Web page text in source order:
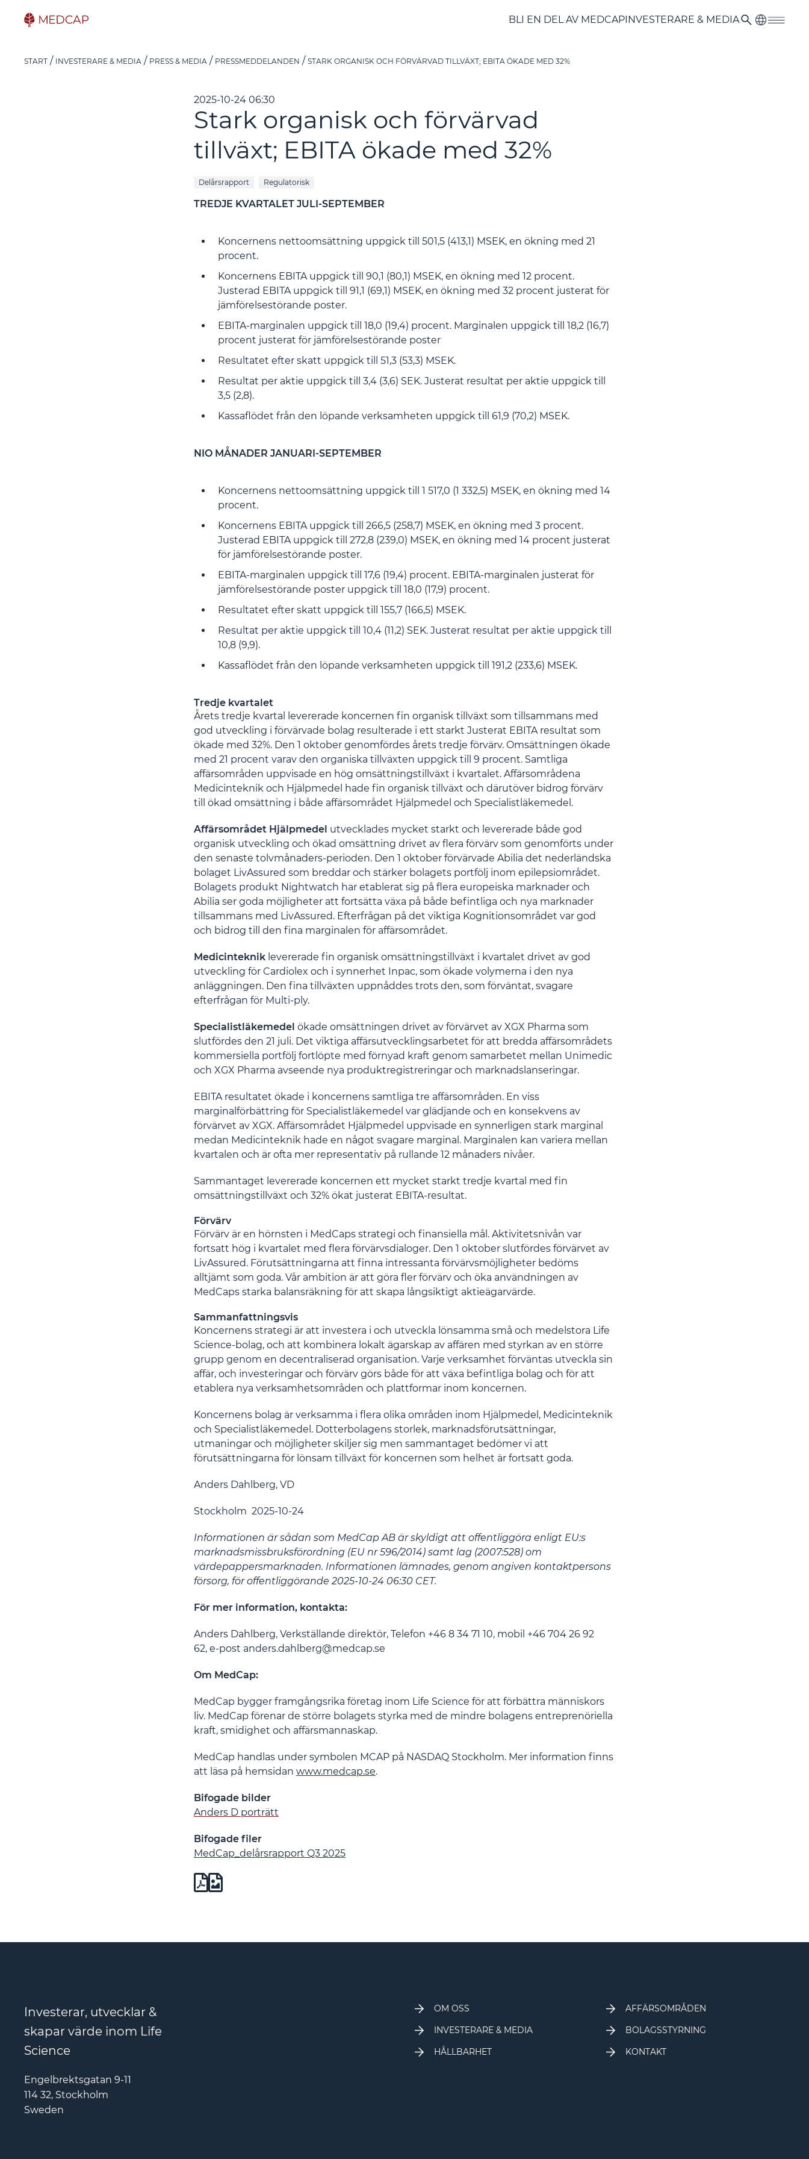
BLI EN DEL AV MEDCAPINVESTERARE & MEDIA
START INVESTERARE & MEDIA PRESS & MEDIA PRESSMEDDELANDEN STARK ORGANISK OCH FÖRVÄRVAD TILLVÄXT; EBITA ÖKADE MED 32%
2025-10-24 06:30
Stark organisk och förvärvad
tillväxt; EBITA ökade med 32%
Delårsrapport Regulatorisk
TREDJE KVARTALET JULI-SEPTEMBER
Koncernens nettoomsättning uppgick till 501,5 (413,1) MSEK, en ökning med 21
procent.
Koncernens EBITA uppgick till 90,1 (80,1) MSEK, en ökning med 12 procent.
Justerad EBITA uppgick till 91,1 (69,1) MSEK, en ökning med 32 procent justerat för
jämförelsestörande poster.
EBITA-marginalen uppgick till 18,0 (19,4) procent. Marginalen uppgick till 18,2 (16,7)
procent justerat för jämförelsestörande poster
Resultatet efter skatt uppgick till 51,3 (53,3) MSEK.
Resultat per aktie uppgick till 3,4 (3,6) SEK. Justerat resultat per aktie uppgick till
3,5 (2,8).
Kassaflödet från den löpande verksamheten uppgick till 61,9 (70,2) MSEK.
NIO MÅNADER JANUARI-SEPTEMBER
Koncernens nettoomsättning uppgick till 1 517,0 (1 332,5) MSEK, en ökning med 14
procent.
Koncernens EBITA uppgick till 266,5 (258,7) MSEK, en ökning med 3 procent.
Justerad EBITA uppgick till 272,8 (239,0) MSEK, en ökning med 14 procent justerat
för jämförelsestörande poster.
EBITA-marginalen uppgick till 17,6 (19,4) procent. EBITA-marginalen justerat för
jämförelsestörande poster uppgick till 18,0 (17,9) procent.
Resultatet efter skatt uppgick till 155,7 (166,5) MSEK.
Resultat per aktie uppgick till 10,4 (11,2) SEK. Justerat resultat per aktie uppgick till
10,8 (9,9).
Kassaflödet från den löpande verksamheten uppgick till 191,2 (233,6) MSEK.
Tredje kvartalet
Årets tredje kvartal levererade koncernen fin organisk tillväxt som tillsammans med
god utveckling i förvärvade bolag resulterade i ett starkt Justerat EBITA resultat som
ökade med 32%. Den 1 oktober genomfördes årets tredje förvärv. Omsättningen ökade
med 21 procent varav den organiska tillväxten uppgick till 9 procent. Samtliga
affärsområden uppvisade en hög omsättningstillväxt i kvartalet. Affärsområdena
Medicinteknik och Hjälpmedel hade fin organisk tillväxt och därutöver bidrog förvärv
till ökad omsättning i både affärsområdet Hjälpmedel och Specialistläkemedel.
Affärsområdet Hjälpmedel utvecklades mycket starkt och levererade både god
organisk utveckling och ökad omsättning drivet av flera förvärv som genomförts under
den senaste tolvmånaders-perioden. Den 1 oktober förvärvade Abilia det nederländska
bolaget LivAssured som breddar och stärker bolagets portfölj inom epilepsiområdet.
Bolagets produkt Nightwatch har etablerat sig på flera europeiska marknader och
Abilia ser goda möjligheter att fortsätta växa på både befintliga och nya marknader
tillsammans med LivAssured. Efterfrågan på det viktiga Kognitionsområdet var god
och bidrog till den fina marginalen för affärsområdet.
Medicinteknik levererade fin organisk omsättningstillväxt i kvartalet drivet av god
utveckling för Cardiolex och i synnerhet Inpac, som ökade volymerna i den nya
anläggningen. Den fina tillväxten uppnåddes trots den, som förväntat, svagare
efterfrågan för Multi-ply.
Specialistläkemedel ökade omsättningen drivet av förvärvet av XGX Pharma som
slutfördes den 21 juli. Det viktiga affärsutvecklingsarbetet för att bredda affärsområdets
kommersiella portfölj fortlöpte med förnyad kraft genom samarbetet mellan Unimedic
och XGX Pharma avseende nya produktregistreringar och marknadslanseringar.
EBITA resultatet ökade i koncernens samtliga tre affärsområden. En viss
marginalförbättring för Specialistläkemedel var glädjande och en konsekvens av
förvärvet av XGX. Affärsområdet Hjälpmedel uppvisade en synnerligen stark marginal
medan Medicinteknik hade en något svagare marginal. Marginalen kan variera mellan
kvartalen och är ofta mer representativ på rullande 12 månaders nivåer.
Sammantaget levererade koncernen ett mycket starkt tredje kvartal med fin
omsättningstillväxt och 32% ökat justerat EBITA-resultat.
Förvärv
Förvärv är en hörnsten i MedCaps strategi och finansiella mål. Aktivitetsnivån var
fortsatt hög i kvartalet med flera förvärvsdialoger. Den 1 oktober slutfördes förvärvet av
LivAssured. Förutsättningarna att finna intressanta förvärvsmöjligheter bedöms
alltjämt som goda. Vår ambition är att göra fler förvärv och öka användningen av
MedCaps starka balansräkning för att skapa långsiktigt aktieägarvärde.
Sammanfattningsvis
Koncernens strategi är att investera i och utveckla lönsamma små och medelstora Life
Science-bolag, och att kombinera lokalt ägarskap av affären med styrkan av en större
grupp genom en decentraliserad organisation. Varje verksamhet förväntas utveckla sin
affär, och investeringar och förvärv görs både för att växa befintliga bolag och för att
etablera nya verksamhetsområden och plattformar inom koncernen.
Koncernens bolag är verksamma i flera olika områden inom Hjälpmedel, Medicinteknik
och Specialistläkemedel. Dotterbolagens storlek, marknadsförutsättningar,
utmaningar och möjligheter skiljer sig men sammantaget bedömer vi att
förutsättningarna för lönsam tillväxt för koncernen som helhet är fortsatt goda.
Anders Dahlberg, VD
Stockholm 2025-10-24
Informationen är sådan som MedCap AB är skyldigt att offentliggöra enligt EU:s
marknadsmissbruksförordning (EU nr 596/2014) samt lag (2007:528) om
värdepappersmarknaden. Informationen lämnades, genom angiven kontaktpersons
försorg, för offentliggörande 2025-10-24 06:30 CET.
För mer information, kontakta:
Anders Dahlberg, Verkställande direktör, Telefon +46 8 34 71 10, mobil +46 704 26 92
62, e-post anders.dahlberg@medcap.se
Om MedCap:
MedCap bygger framgångsrika företag inom Life Science för att förbättra människors
liv. MedCap förenar de större bolagets styrka med de mindre bolagens entreprenöriella
kraft, smidighet och affärsmannaskap.
MedCap handlas under symbolen MCAP på NASDAQ Stockholm. Mer information finns
att läsa på hemsidan www.medcap.se.
Bifogade bilder
Anders D porträtt
Bifogade filer
MedCap_delårsrapport Q3 2025
Investerar, utvecklar &
skapar värde inom Life
Science
Engelbrektsgatan 9-11
114 32, Stockholm
Sweden
OM OSS
AFFÄRSOMRÅDEN
INVESTERARE & MEDIA
BOLAGSSTYRNING
HÅLLBARHET
KONTAKT